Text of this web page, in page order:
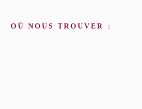
OÙ NOUS TROUVER